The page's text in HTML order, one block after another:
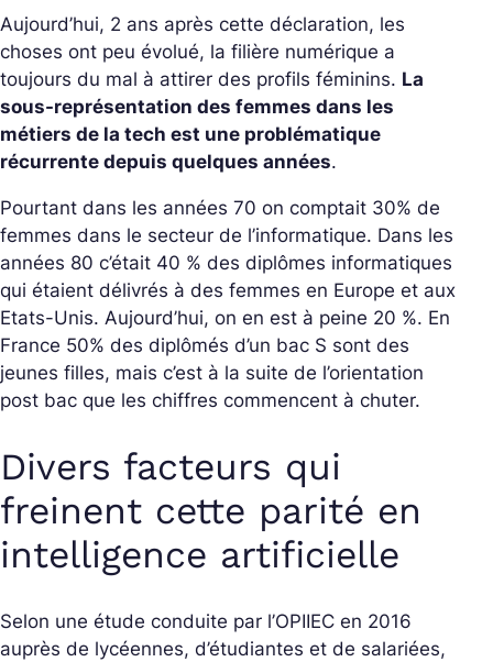
Aujourd’hui, 2 ans après cette déclaration, les
choses ont peu évolué, la filière numérique a
toujours du mal à attirer des profils féminins. La
sous-représentation des femmes dans les
métiers de la tech est une problématique
récurrente depuis quelques années.
Pourtant dans les années 70 on comptait 30% de
femmes dans le secteur de l’informatique. Dans les
années 80 c’était 40 % des diplômes informatiques
qui étaient délivrés à des femmes en Europe et aux
Etats-Unis. Aujourd’hui, on en est à peine 20 %. En
France 50% des diplômés d’un bac S sont des
jeunes filles, mais c’est à la suite de l’orientation
post bac que les chiffres commencent à chuter.
Divers facteurs qui
freinent cette parité en
intelligence artificielle
Selon une étude conduite par l’OPIIEC en 2016
auprès de lycéennes, d’étudiantes et de salariées,